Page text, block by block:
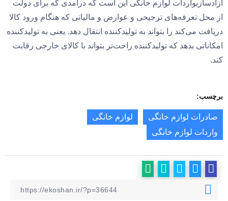
آزادسازیواردات لوازم خانگی این است که درآمدی که برای دولت
از محل تعرفه‌های ترجیحی و عوارض و مالیاتی که هنگام ورود کالا
دریافت می‌کند را بتواند به تولیدکننده انتقال دهد. یعنی به تولیدکننده
امکاناتی بدهد که تولیدکننده راحت‌تر بتواند با کالای خارجی رقابت
کند.
برچسب:
صادرات لوازم خانگی
لوازم خانگی
واردات لوازم خانگی